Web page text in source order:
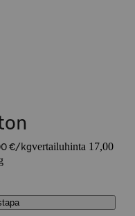
€/kgvertailuhinta 17,00